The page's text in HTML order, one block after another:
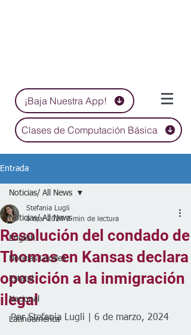
¡Baja Nuestra App!
Clases de Computación Básica
Entrada
Noticias/ All News
English
Noticias Locales
Estatal
Nacional
Latinoamérica
Noticias/ All News
Resolución del condado de
Thomas en Kansas declara
oposición a la inmigración
ilegal
Stefania Lugli
6 mar 2024 3 min de lectura
Por Stefania Lugli | 6 de marzo, 2024